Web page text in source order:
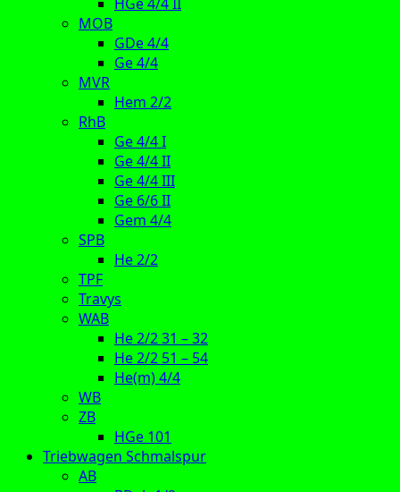
MOB
GDe 4/4
Ge 4/4
MVR
Hem 2/2
RhB
Ge 4/4 I
Ge 4/4 II
Ge 4/4 III
Ge 6/6 II
Gem 4/4
SPB
He 2/2
TPF
Travys
WAB
He 2/2 31 – 32
He 2/2 51 – 54
He(m) 4/4
WB
ZB
HGe 101
Triebwagen Schmalspur
AB